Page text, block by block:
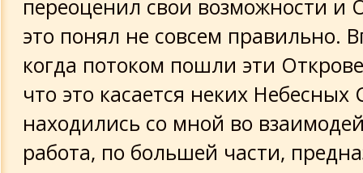
переоценил свои возможности и
это понял не совсем правильно.
когда потоком пошли эти
что это касается неких Небесных
находились со мной во
работа, по большей части,